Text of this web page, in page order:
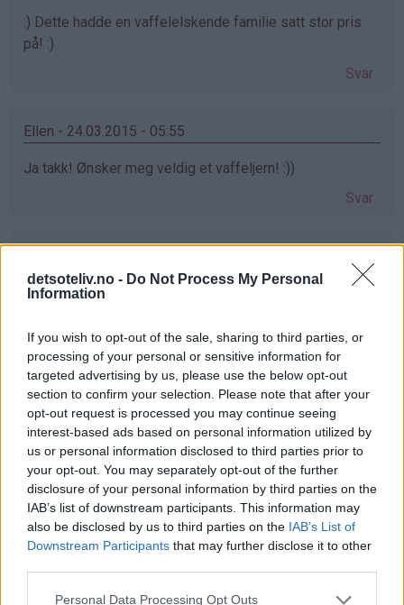
detsoteliv.no - Do Not Process My Personal
Information
If you wish to opt-out of the sale, sharing to third parties, or
processing of your personal or sensitive information for
targeted advertising by us, please use the below opt-out
section to confirm your selection. Please note that after your
opt-out request is processed you may continue seeing
interest-based ads based on personal information utilized by
us or personal information disclosed to third parties prior to
your opt-out. You may separately opt-out of the further
disclosure of your personal information by third parties on the
IAB’s list of downstream participants. This information may
also be disclosed by us to third parties on the IAB’s List of
Downstream Participants that may further disclose it to other
Personal Data Processing Opt Outs
:) Dette hadde en vaffelelskende familie satt stor pris
på! :)
Svar
Ellen - 24.03.2015 - 05:55
Ja takk! Ønsker meg veldig et vaffeljern! :))
Svar
For en lykke det hadde vært å vinne ❤️
Maya - 24.03.2015 - 05:56
Det hadde vært fantastisk da den minste jenta vår har
fått cøliaki og ikke kan bruke samme vaffeljern som
resten av familien!
Svar
Lena-Marie Tørresvold - 24.03.2015 - 05:56